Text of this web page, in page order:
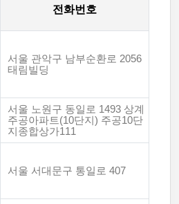
전화번호
서울 관악구 남부순환로 2056
태림빌딩
서울 노원구 동일로 1493 상계
주공아파트(10단지) 주공10단
지종합상가111
서울 서대문구 통일로 407